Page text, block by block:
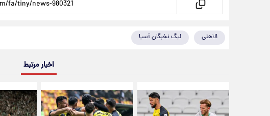
الاهلی لیگ نخبگان آسیا
اخبار مرتبط